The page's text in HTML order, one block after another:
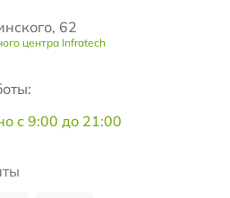
62
центра Infratech
с 9:00 до 21:00